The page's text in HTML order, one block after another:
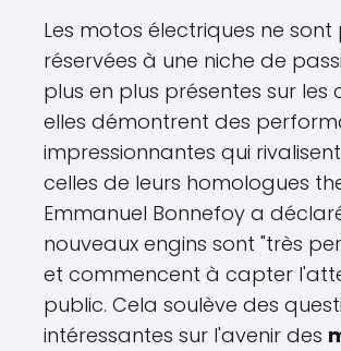
Les motos électriques ne sont
réservées à une niche de
plus en plus présentes sur les
elles démontrent des
impressionnantes qui
celles de leurs homologues
Emmanuel Bonnefoy a
nouveaux engins sont "très
et commencent à capter
public. Cela soulève des
intéressantes sur l'avenir des